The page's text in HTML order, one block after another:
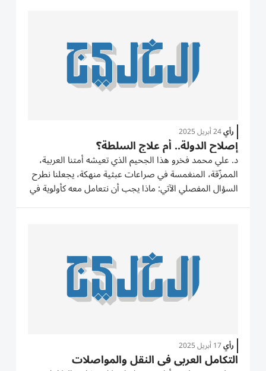
رأي24 أبريل 2025
إصلاح الدولة.. أم علاج السلطة؟
د. علي محمد فخرو هذا الجحيم الذي تعيشه أمتنا العربية،
الممزّقة، المنغمسة في صراعات عبثية منهكة، يجعلنا نطرح
السؤال المفصلي الآتي: ماذا يجب أن نتعامل معه كأولوية في
هذه المرحلة: إصلاح الأسس التي قامت عليها الدولة الوطنية
رأي17 أبريل 2025
التكامل العربي في النقل والمواصلات